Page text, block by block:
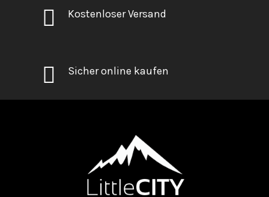
Kostenloser Versand
Sicher online kaufen